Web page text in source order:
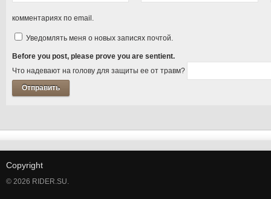
комментариях по email.
Уведомлять меня о новых записях почтой.
Before you post, please prove you are sentient.
Что надевают на голову для защиты ее от травм?
Copyright
© 2026 RIDER.SU.